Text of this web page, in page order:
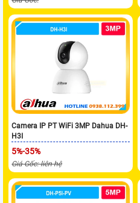
Camera IP PT WiFi 3MP Dahua DH-
H3I
5%-35%
Giá Gốc: liên hệ